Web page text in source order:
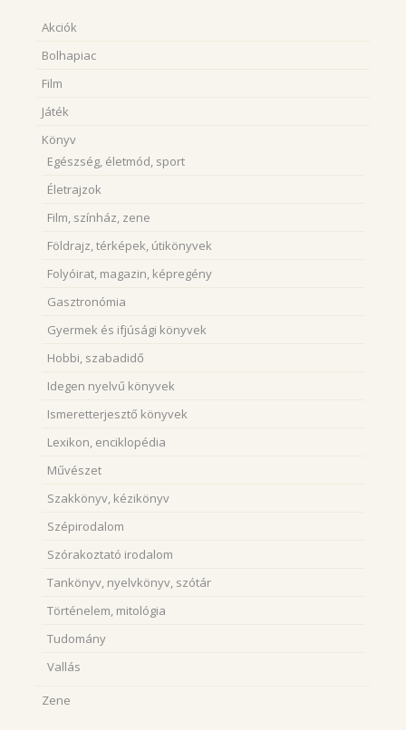
Akciók
Bolhapiac
Film
Játék
Könyv
Egészség, életmód, sport
Életrajzok
Film, színház, zene
Földrajz, térképek, útikönyvek
Folyóirat, magazin, képregény
Gasztronómia
Gyermek és ifjúsági könyvek
Hobbi, szabadidő
Idegen nyelvű könyvek
Ismeretterjesztő könyvek
Lexikon, enciklopédia
Művészet
Szakkönyv, kézikönyv
Szépirodalom
Szórakoztató irodalom
Tankönyv, nyelvkönyv, szótár
Történelem, mitológia
Tudomány
Vallás
Zene